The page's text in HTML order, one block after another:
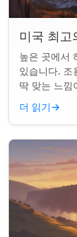
미국 최고
높은 곳에서
있습니다. 조
딱 맞는 느낌
일출 하이킹
더 읽기→